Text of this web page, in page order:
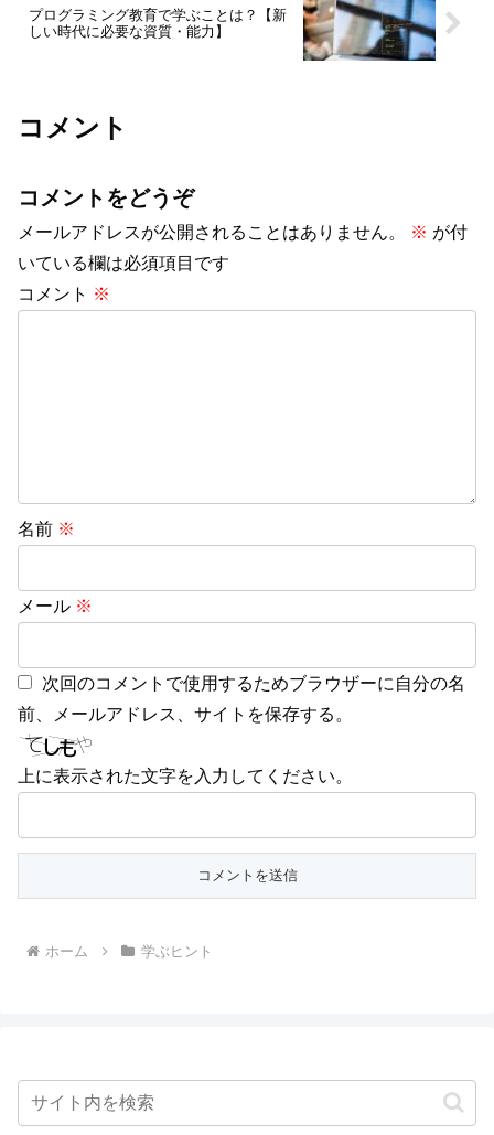
プログラミング教育で学ぶことは？【新
しい時代に必要な資質・能力】
コメント
コメントをどうぞ
メールアドレスが公開されることはありません。 ※ が付
いている欄は必須項目です
コメント ※
名前 ※
メール ※
次回のコメントで使用するためブラウザーに自分の名
前、メールアドレス、サイトを保存する。
上に表示された文字を入力してください。
ホーム 学ぶヒント